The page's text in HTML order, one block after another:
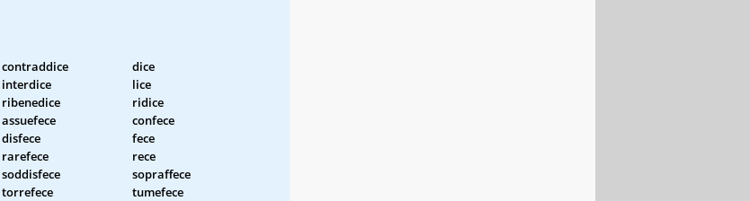
contraddice
dice
interdice
lice
ribenedice
ridice
assuefece
confece
disfece
fece
rarefece
rece
soddisfece
sopraffece
torrefece tumefece